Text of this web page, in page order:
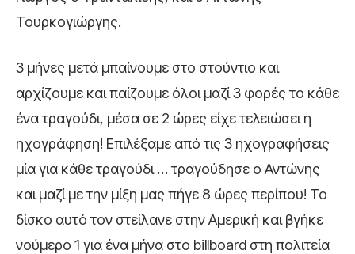
Τουρκογιώργης.
3 μήνες μετά μπαίνουμε στο στούντιο και
αρχίζουμε και παίζουμε όλοι μαζί 3 φορές το κάθε
ένα τραγούδι, μέσα σε 2 ώρες είχε τελειώσει η
ηχογράφηση! Επιλέξαμε από τις 3 ηχογραφήσεις
μία για κάθε τραγούδι … τραγούδησε ο Αντώνης
και μαζί με την μίξη μας πήγε 8 ώρες περίπου! Το
δίσκο αυτό τον στείλανε στην Αμερική και βγήκε
νούμερο 1 για ένα μήνα στο billboard στη πολιτεία